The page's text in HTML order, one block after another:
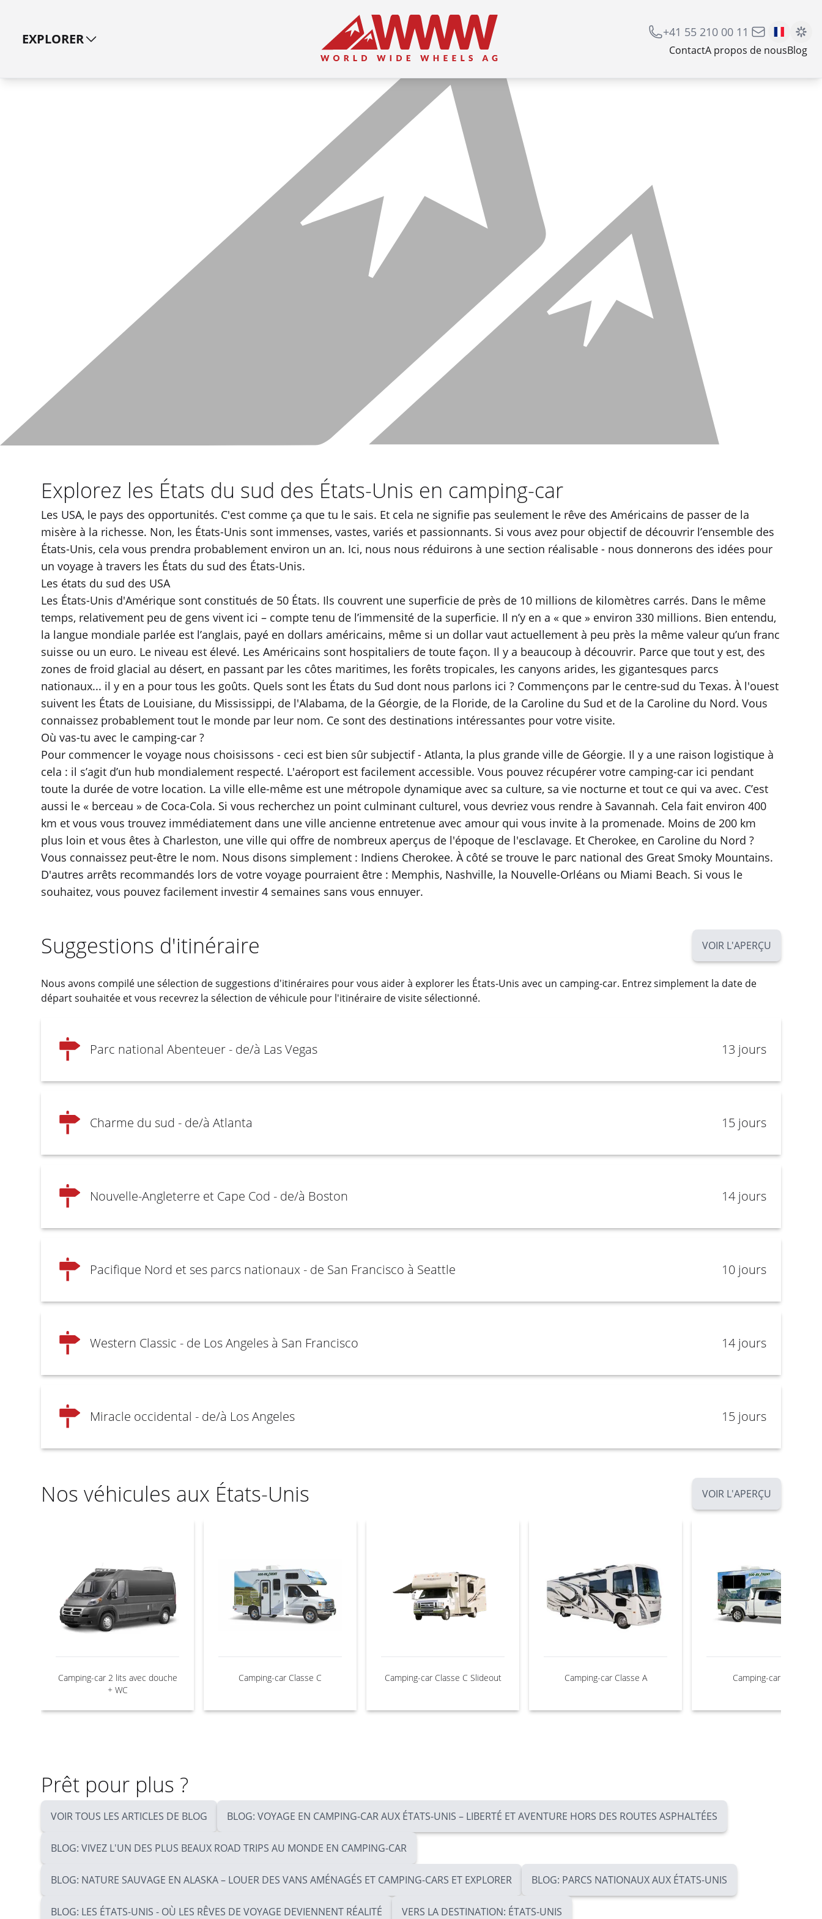
EXPLORER +41 55 210 00 11
ContactA propos de nousBlog
Explorez les États du sud des États-Unis en camping-car
Les USA, le pays des opportunités. C'est comme ça que tu le sais. Et cela ne signifie pas seulement le rêve des Américains de passer de la
misère à la richesse. Non, les États-Unis sont immenses, vastes, variés et passionnants. Si vous avez pour objectif de découvrir l’ensemble des
États-Unis, cela vous prendra probablement environ un an. Ici, nous nous réduirons à une section réalisable - nous donnerons des idées pour
un voyage à travers les États du sud des États-Unis.
Les états du sud des USA
Les États-Unis d'Amérique sont constitués de 50 États. Ils couvrent une superficie de près de 10 millions de kilomètres carrés. Dans le même
temps, relativement peu de gens vivent ici – compte tenu de l’immensité de la superficie. Il n’y en a « que » environ 330 millions. Bien entendu,
la langue mondiale parlée est l’anglais, payé en dollars américains, même si un dollar vaut actuellement à peu près la même valeur qu’un franc
suisse ou un euro. Le niveau est élevé. Les Américains sont hospitaliers de toute façon. Il y a beaucoup à découvrir. Parce que tout y est, des
zones de froid glacial au désert, en passant par les côtes maritimes, les forêts tropicales, les canyons arides, les gigantesques parcs
nationaux... il y en a pour tous les goûts. Quels sont les États du Sud dont nous parlons ici ? Commençons par le centre-sud du Texas. À l'ouest
suivent les États de Louisiane, du Mississippi, de l'Alabama, de la Géorgie, de la Floride, de la Caroline du Sud et de la Caroline du Nord. Vous
connaissez probablement tout le monde par leur nom. Ce sont des destinations intéressantes pour votre visite.
Où vas-tu avec le camping-car ?
Pour commencer le voyage nous choisissons - ceci est bien sûr subjectif - Atlanta, la plus grande ville de Géorgie. Il y a une raison logistique à
cela : il s’agit d’un hub mondialement respecté. L'aéroport est facilement accessible. Vous pouvez récupérer votre camping-car ici pendant
toute la durée de votre location. La ville elle-même est une métropole dynamique avec sa culture, sa vie nocturne et tout ce qui va avec. C’est
aussi le « berceau » de Coca-Cola. Si vous recherchez un point culminant culturel, vous devriez vous rendre à Savannah. Cela fait environ 400
km et vous vous trouvez immédiatement dans une ville ancienne entretenue avec amour qui vous invite à la promenade. Moins de 200 km
plus loin et vous êtes à Charleston, une ville qui offre de nombreux aperçus de l'époque de l'esclavage. Et Cherokee, en Caroline du Nord ?
Vous connaissez peut-être le nom. Nous disons simplement : Indiens Cherokee. À côté se trouve le parc national des Great Smoky Mountains.
D'autres arrêts recommandés lors de votre voyage pourraient être : Memphis, Nashville, la Nouvelle-Orléans ou Miami Beach. Si vous le
souhaitez, vous pouvez facilement investir 4 semaines sans vous ennuyer.
Suggestions d'itinéraire VOIR L'APERÇU
Nous avons compilé une sélection de suggestions d'itinéraires pour vous aider à explorer les États-Unis avec un camping-car. Entrez simplement la date de
départ souhaitée et vous recevrez la sélection de véhicule pour l'itinéraire de visite sélectionné.
Parc national Abenteuer - de/à Las Vegas 13 jours
Charme du sud - de/à Atlanta 15 jours
Nouvelle-Angleterre et Cape Cod - de/à Boston 14 jours
Pacifique Nord et ses parcs nationaux - de San Francisco à Seattle 10 jours
Western Classic - de Los Angeles à San Francisco 14 jours
Miracle occidental - de/à Los Angeles 15 jours
Nos véhicules aux États-Unis VOIR L'APERÇU
Camping-car 2 lits avec douche
+ WC
Camping-car Classe C Camping-car Classe C Slideout Camping-car Classe A Camping-car Truck
Prêt pour plus ?
VOIR TOUS LES ARTICLES DE BLOG BLOG: VOYAGE EN CAMPING-CAR AUX ÉTATS-UNIS – LIBERTÉ ET AVENTURE HORS DES ROUTES ASPHALTÉES
BLOG: VIVEZ L'UN DES PLUS BEAUX ROAD TRIPS AU MONDE EN CAMPING-CAR
BLOG: NATURE SAUVAGE EN ALASKA – LOUER DES VANS AMÉNAGÉS ET CAMPING-CARS ET EXPLORER BLOG: PARCS NATIONAUX AUX ÉTATS-UNIS
BLOG: LES ÉTATS-UNIS - OÙ LES RÊVES DE VOYAGE DEVIENNENT RÉALITÉ VERS LA DESTINATION: ÉTATS-UNIS